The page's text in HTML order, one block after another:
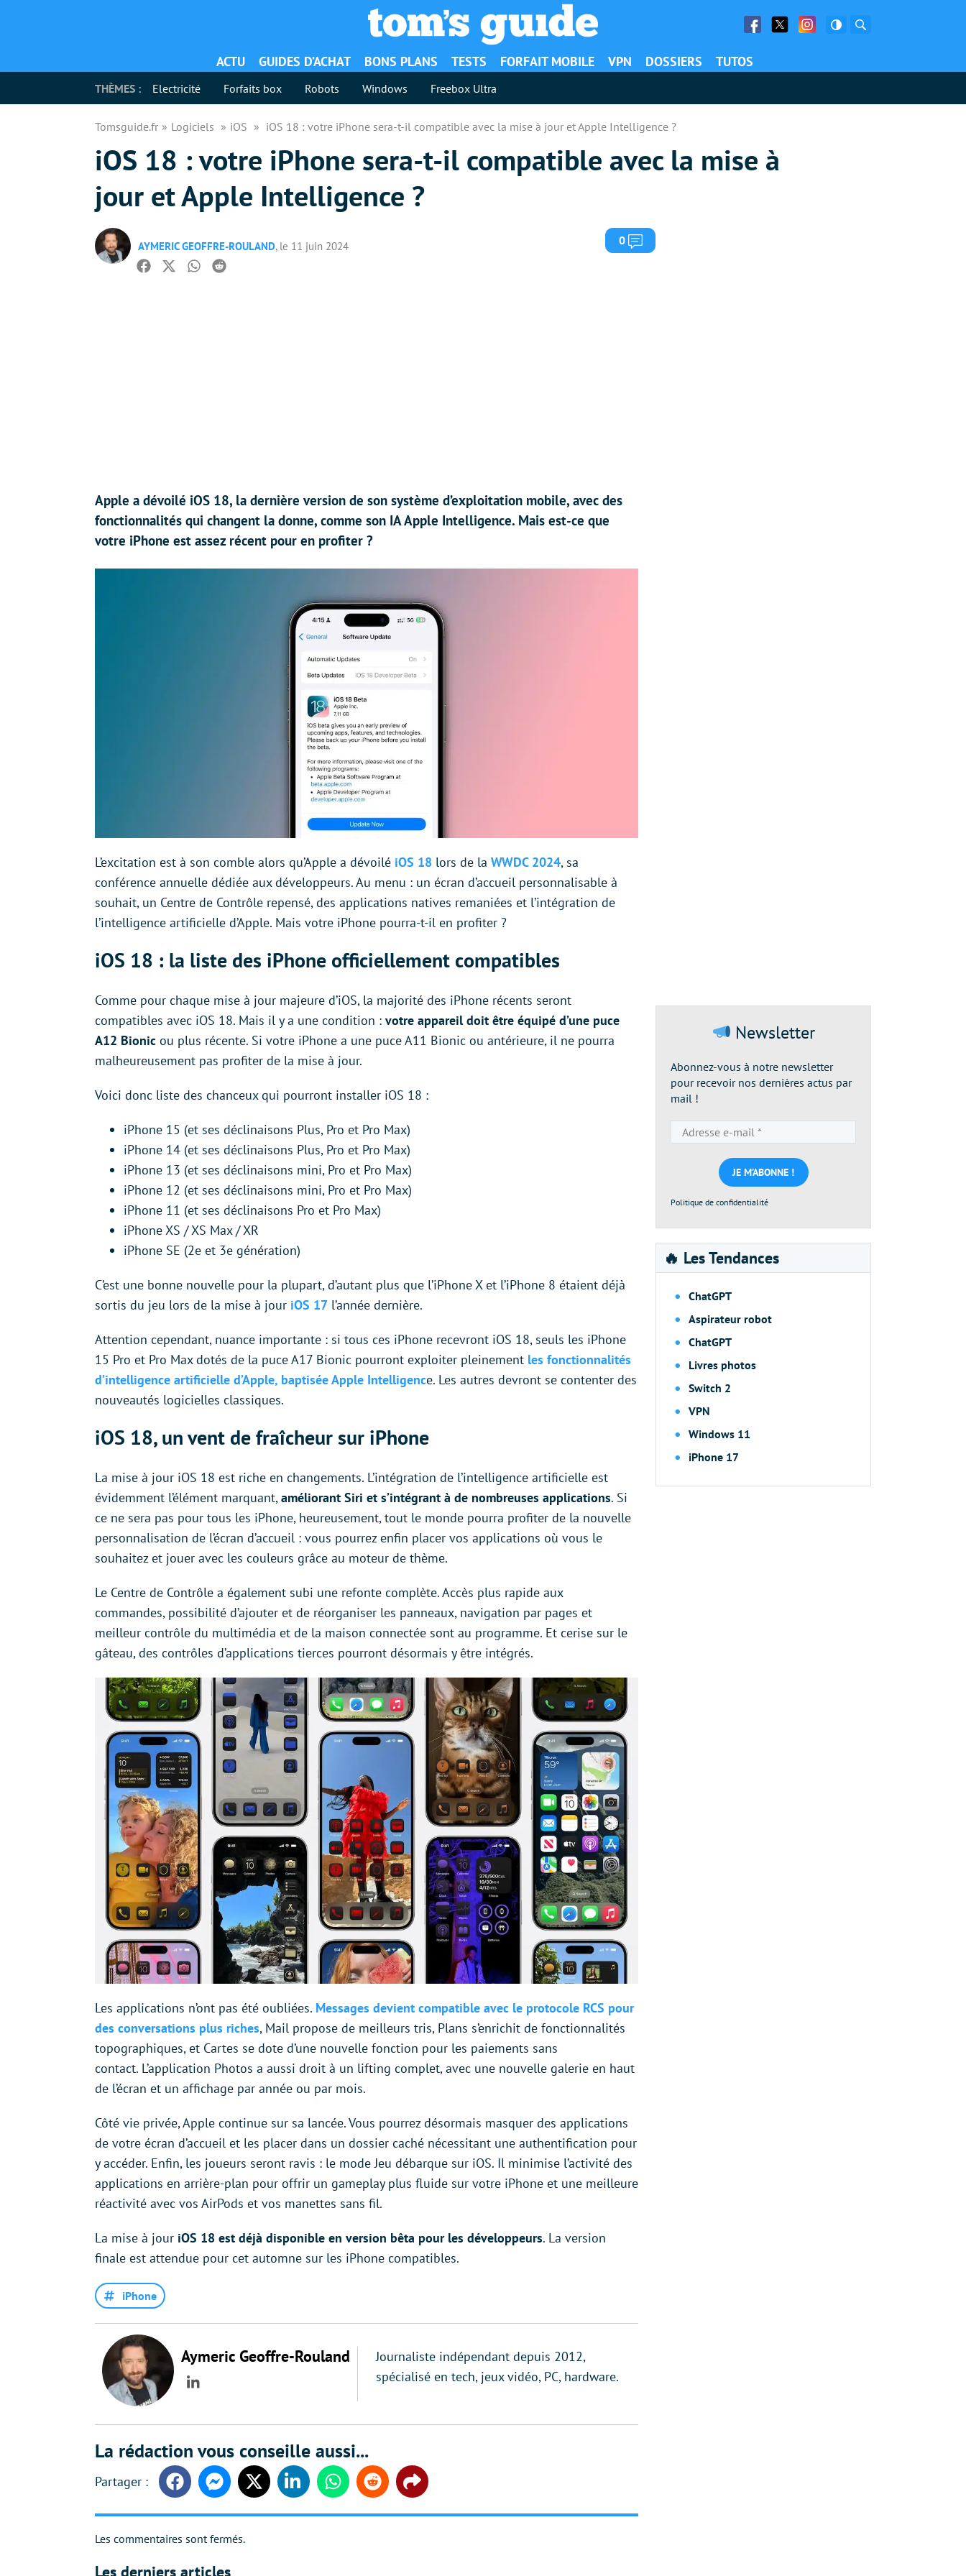
Facebook
Twitter Facebook
ACTU GUIDES D’ACHAT BONS PLANS TESTS FORFAIT MOBILE VPN DOSSIERS TUTOS
THÈMES : Electricité Forfaits box Robots Windows Freebox Ultra
Tomsguide.fr Logiciels iOS iOS 18 : votre iPhone sera-t-il compatible avec la mise à jour et Apple Intelligence ?
iOS 18 : votre iPhone sera-t-il compatible avec la mise à
jour et Apple Intelligence ?
AYMERIC GEOFFRE-ROULAND, le 11 juin 2024 0 Commentaires
Facebook
TwitterWhatsapp
Reddit
Apple a dévoilé iOS 18, la dernière version de son système d’exploitation mobile, avec des
fonctionnalités qui changent la donne, comme son IA Apple Intelligence. Mais est-ce que
votre iPhone est assez récent pour en profiter ?
L’excitation est à son comble alors qu’Apple a dévoilé iOS 18 lors de la WWDC 2024, sa
conférence annuelle dédiée aux développeurs. Au menu : un écran d’accueil personnalisable à
souhait, un Centre de Contrôle repensé, des applications natives remaniées et l’intégration de
l’intelligence artificielle d’Apple. Mais votre iPhone pourra-t-il en profiter ?
iOS 18 : la liste des iPhone officiellement compatibles
Comme pour chaque mise à jour majeure d’iOS, la majorité des iPhone récents seront
compatibles avec iOS 18. Mais il y a une condition : votre appareil doit être équipé d’une puce
A12 Bionic ou plus récente. Si votre iPhone a une puce A11 Bionic ou antérieure, il ne pourra
malheureusement pas profiter de la mise à jour.
Voici donc liste des chanceux qui pourront installer iOS 18 :
iPhone 15 (et ses déclinaisons Plus, Pro et Pro Max)
iPhone 14 (et ses déclinaisons Plus, Pro et Pro Max)
iPhone 13 (et ses déclinaisons mini, Pro et Pro Max)
iPhone 12 (et ses déclinaisons mini, Pro et Pro Max)
iPhone 11 (et ses déclinaisons Pro et Pro Max)
iPhone XS / XS Max / XR
iPhone SE (2e et 3e génération)
C’est une bonne nouvelle pour la plupart, d’autant plus que l’iPhone X et l’iPhone 8 étaient déjà
sortis du jeu lors de la mise à jour iOS 17 l’année dernière.
Attention cependant, nuance importante : si tous ces iPhone recevront iOS 18, seuls les iPhone
15 Pro et Pro Max dotés de la puce A17 Bionic pourront exploiter pleinement les fonctionnalités
d’intelligence artificielle d’Apple, baptisée Apple Intelligence. Les autres devront se contenter des
nouveautés logicielles classiques.
iOS 18, un vent de fraîcheur sur iPhone
La mise à jour iOS 18 est riche en changements. L’intégration de l’intelligence artificielle est
évidemment l’élément marquant,améliorant Siri et s’intégrant à de nombreuses applications. Si
ce ne sera pas pour tous les iPhone, heureusement, tout le monde pourra profiter de la nouvelle
personnalisation de l’écran d’accueil : vous pourrez enfin placer vos applications où vous le
souhaitez et jouer avec les couleurs grâce au moteur de thème.
Le Centre de Contrôle a également subi une refonte complète. Accès plus rapide aux
commandes, possibilité d’ajouter et de réorganiser les panneaux, navigation par pages et
meilleur contrôle du multimédia et de la maison connectée sont au programme. Et cerise sur le
gâteau, des contrôles d’applications tierces pourront désormais y être intégrés.
Les applications n’ont pas été oubliées. Messages devient compatible avec le protocole RCS pour
des conversations plus riches, Mail propose de meilleurs tris, Plans s’enrichit de fonctionnalités
topographiques, et Cartes se dote d’une nouvelle fonction pour les paiements sans
contact. L’application Photos a aussi droit à un lifting complet, avec une nouvelle galerie en haut
de l’écran et un affichage par année ou par mois.
Côté vie privée, Apple continue sur sa lancée. Vous pourrez désormais masquer des applications
de votre écran d’accueil et les placer dans un dossier caché nécessitant une authentification pour
y accéder. Enfin, les joueurs seront ravis : le mode Jeu débarque sur iOS. Il minimise l’activité des
applications en arrière-plan pour offrir un gameplay plus fluide sur votre iPhone et une meilleure
réactivité avec vos AirPods et vos manettes sans fil.
La mise à jour iOS 18 est déjà disponible en version bêta pour les développeurs. La version
finale est attendue pour cet automne sur les iPhone compatibles.
iPhone
Aymeric Geoffre-Rouland
LinkedIn
Journaliste indépendant depuis 2012,
spécialisé en tech, jeux vidéo, PC, hardware.
La rédaction vous conseille aussi...
FacebookMessengerTwitter LinkedinWhatsappReddit Share
Les commentaires sont fermés.
Les derniers articles
Newsletter
Abonnez-vous à notre newsletter
pour recevoir nos dernières actus par
mail !
e-
mail
*
Politique de confidentialité
🔥 Les Tendances
ChatGPT
Aspirateur robot
ChatGPT
Livres photos
Switch 2
VPN
Windows 11
iPhone 17